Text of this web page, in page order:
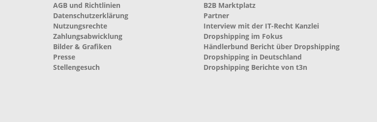
AGB und Richtlinien
Datenschutzerklärung
Nutzungsrechte
Zahlungsabwicklung
Bilder & Grafiken
Presse
Stellengesuch
B2B Marktplatz
Partner
Interview mit der IT-Recht Kanzlei
Dropshipping im Fokus
Händlerbund Bericht über Dropshipping
Dropshipping in Deutschland
Dropshipping Berichte von t3n